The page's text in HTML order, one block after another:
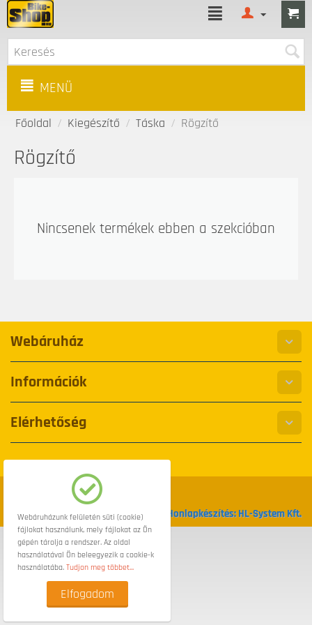
MENÜ
Főoldal / Kiegészítő / Táska / Rögzítő
Rögzítő
Nincsenek termékek ebben a szekcióban
Webáruház
Információk
Elérhetőség
© 2008-2026 Bike-Shop.hu
Honlapkészítés: HL-System Kft.
Webáruházunk felületén süti (cookie)
fájlokat használunk, mely fájlokat az Ön
gépén tárolja a rendszer. Az oldal
használatával Ön beleegyezik a cookie-k
használatába. Tudjon meg többet...
Elfogadom